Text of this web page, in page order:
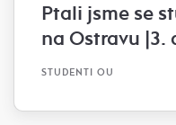
Ptali jsme se
na Ostravu |3.
STUDENTI OU